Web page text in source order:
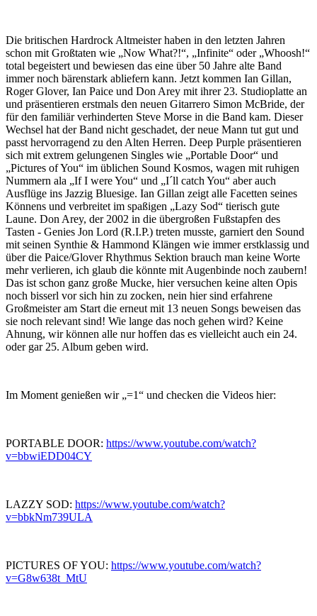
Die britischen Hardrock Altmeister haben in den letzten Jahren
schon mit Großtaten wie „Now What?!“, „Infinite“ oder „Whoosh!“
total begeistert und bewiesen das eine über 50 Jahre alte Band
immer noch bärenstark abliefern kann. Jetzt kommen Ian Gillan,
Roger Glover, Ian Paice und Don Arey mit ihrer 23. Studioplatte an
und präsentieren erstmals den neuen Gitarrero Simon McBride, der
für den familiär verhinderten Steve Morse in die Band kam. Dieser
Wechsel hat der Band nicht geschadet, der neue Mann tut gut und
passt hervorragend zu den Alten Herren. Deep Purple präsentieren
sich mit extrem gelungenen Singles wie „Portable Door“ und
„Pictures of You“ im üblichen Sound Kosmos, wagen mit ruhigen
Nummern ala „If I were You“ und „I´ll catch You“ aber auch
Ausflüge ins Jazzig Bluesige. Ian Gillan zeigt alle Facetten seines
Könnens und verbreitet im spaßigen „Lazy Sod“ tierisch gute
Laune. Don Arey, der 2002 in die übergroßen Fußstapfen des
Tasten - Genies Jon Lord (R.I.P.) treten musste, garniert den Sound
mit seinen Synthie & Hammond Klängen wie immer erstklassig und
über die Paice/Glover Rhythmus Sektion brauch man keine Worte
mehr verlieren, ich glaub die könnte mit Augenbinde noch zaubern!
Das ist schon ganz große Mucke, hier versuchen keine alten Opis
noch bisserl vor sich hin zu zocken, nein hier sind erfahrene
Großmeister am Start die erneut mit 13 neuen Songs beweisen das
sie noch relevant sind! Wie lange das noch gehen wird? Keine
Ahnung, wir können alle nur hoffen das es vielleicht auch ein 24.
oder gar 25. Album geben wird.
Im Moment genießen wir „=1“ und checken die Videos hier:
PORTABLE DOOR: https://www.youtube.com/watch?
v=bbwiEDD04CY
LAZZY SOD: https://www.youtube.com/watch?
v=bbkNm739ULA
PICTURES OF YOU: https://www.youtube.com/watch?
v=G8w638t_MtU